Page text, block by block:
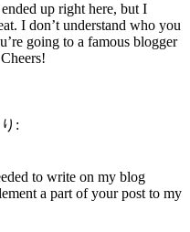
up right here, but I
I don’t understand who you
going to a famous blogger
Cheers!
:
to write on my blog
a part of your post to my